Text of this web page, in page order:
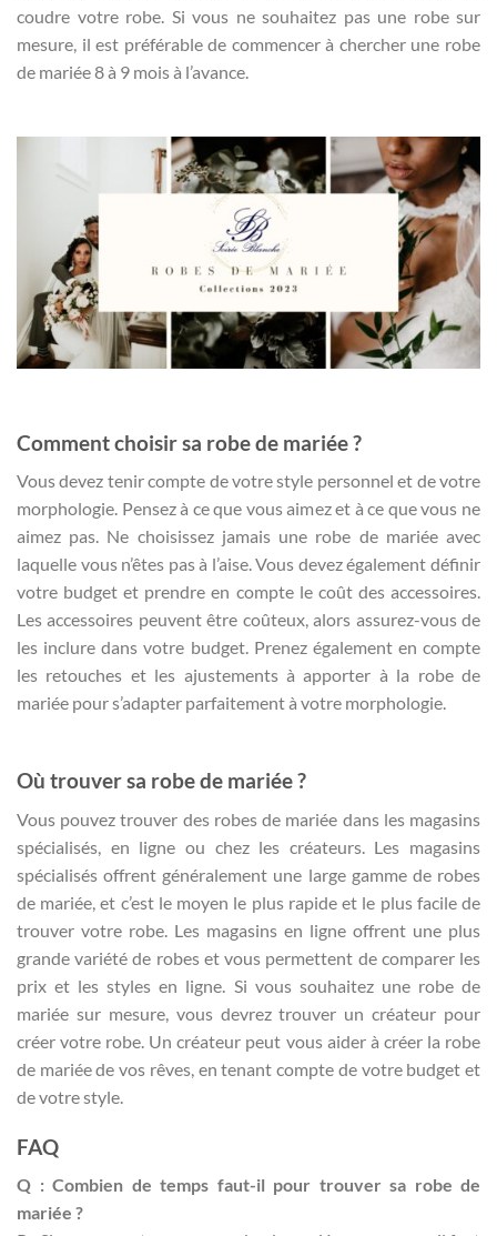
coudre votre robe. Si vous ne souhaitez pas une robe sur
mesure, il est préférable de commencer à chercher une robe
de mariée 8 à 9 mois à l’avance.
Comment choisir sa robe de mariée ?
Vous devez tenir compte de votre style personnel et de votre
morphologie. Pensez à ce que vous aimez et à ce que vous ne
aimez pas. Ne choisissez jamais une robe de mariée avec
laquelle vous n’êtes pas à l’aise. Vous devez également définir
votre budget et prendre en compte le coût des accessoires.
Les accessoires peuvent être coûteux, alors assurez-vous de
les inclure dans votre budget. Prenez également en compte
les retouches et les ajustements à apporter à la robe de
mariée pour s’adapter parfaitement à votre morphologie.
Où trouver sa robe de mariée ?
Vous pouvez trouver des robes de mariée dans les magasins
spécialisés, en ligne ou chez les créateurs. Les magasins
spécialisés offrent généralement une large gamme de robes
de mariée, et c’est le moyen le plus rapide et le plus facile de
trouver votre robe. Les magasins en ligne offrent une plus
grande variété de robes et vous permettent de comparer les
prix et les styles en ligne. Si vous souhaitez une robe de
mariée sur mesure, vous devrez trouver un créateur pour
créer votre robe. Un créateur peut vous aider à créer la robe
de mariée de vos rêves, en tenant compte de votre budget et
de votre style.
FAQ
Q : Combien de temps faut-il pour trouver sa robe de
mariée ?